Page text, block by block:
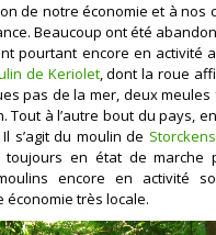
de notre économie et à
Beaucoup ont été
pourtant encore en activité
de Keriolet, dont la roue
pas de la mer, deux
Tout à l’autre bout du pays,
s’agit du moulin de
toujours en état de
encore en activité
économie très locale.